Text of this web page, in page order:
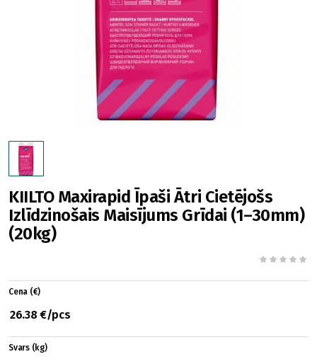
KIILTO Maxirapid Īpaši Ātri Cietējošs
Izlīdzinošais Maisījums Grīdai (1–30mm)
(20kg)
Cena (€)
26.38 €/pcs
Svars (kg)